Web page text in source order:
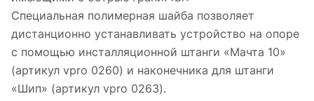
Специальная полимерная шайба позволяет
дистанционно устанавливать устройство на опоре
с помощью инсталляционной штанги «Мачта 10»
(артикул vpro 0260) и наконечника для штанги
«Шип» (артикул vpro 0263).